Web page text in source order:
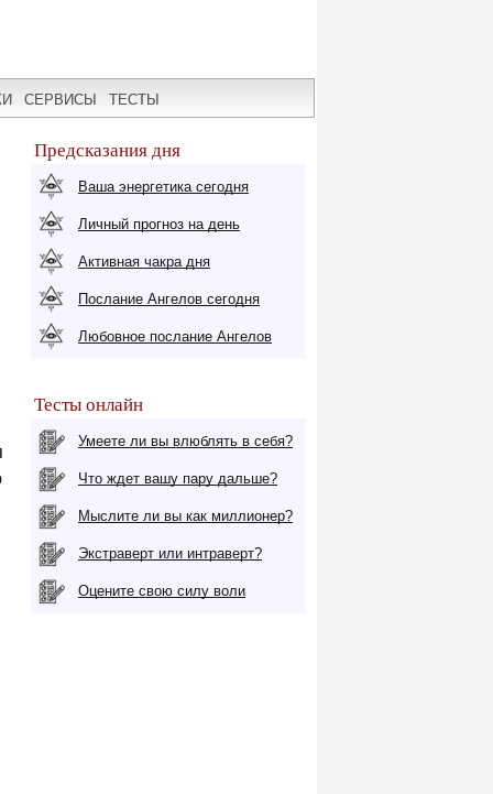
СЕРВИСЫ ТЕСТЫ
Предсказания дня
Ваша энергетика сегодня
Личный прогноз на день
Активная чакра дня
Послание Ангелов сегодня
Любовное послание Ангелов
Тесты онлайн
Умеете ли вы влюблять в себя?
Что ждет вашу пару дальше?
Мыслите ли вы как миллионер?
Экстраверт или интраверт?
Оцените свою силу воли